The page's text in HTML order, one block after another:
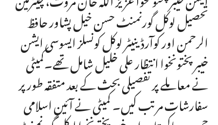
تحصیل لوکل گورنمنٹ حسن خیل پشاور حافظ
الرحمن اور کوآرڈینیٹر لوکل کونسلز ایسوسی ایشن
خیبر پختونخوا انتظار علی خلیل شامل تھے۔کمیٹی
نے معاملے پر تفصیلی بحث کے بعد متفقہ طور پر
سفارشات مرتب کیں۔ کمیٹی نے آئینِ اسلامی